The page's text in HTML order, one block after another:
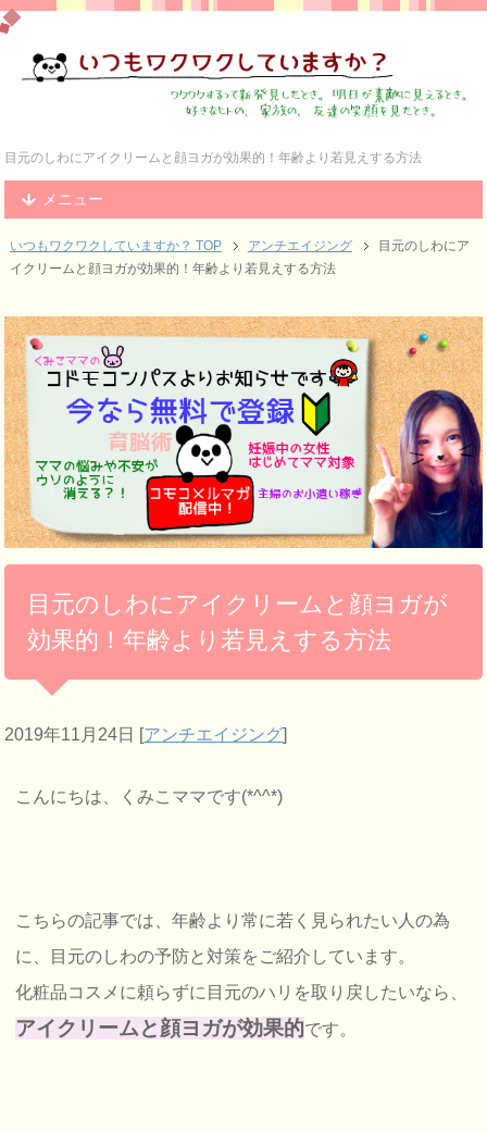
目元のしわにアイクリームと顔ヨガが効果的！年齢より若見えする方法
メニュー
いつもワクワクしていますか？ TOP アンチエイジング
目元のしわにア
イクリームと顔ヨガが効果的！年齢より若見えする方法
目元のしわにアイクリームと顔ヨガが
効果的！年齢より若見えする方法
2019年11月24日 [アンチエイジング]
こんにちは、くみこママです(*^^*)
こちらの記事では、年齢より常に若く見られたい人の為
に、目元のしわの予防と対策をご紹介しています。
化粧品コスメに頼らずに目元のハリを取り戻したいなら、
アイクリームと顔ヨガが効果的です。